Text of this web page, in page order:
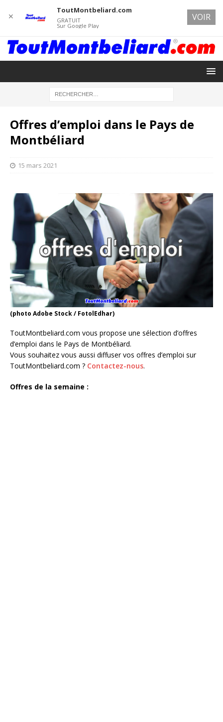
Offres d’emploi dans le Pays de
Montbéliard
15 mars 2021
(photo Adobe Stock / FotolEdhar)
ToutMontbeliard.com vous propose une sélection d’offres
d’emploi dans le Pays de Montbéliard.
Vous souhaitez vous aussi diffuser vos offres d’emploi sur
ToutMontbeliard.com ? Contactez-nous.
Offres de la semaine :
✕
ToutMontbeliard.com
GRATUIT
Sur Google Play
VOIR